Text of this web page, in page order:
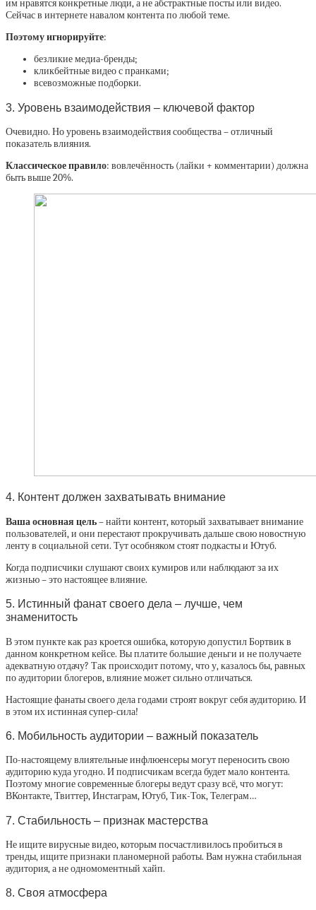
им нравятся конкретные люди, а не абстрактные посты или видео.
Сейчас в интернете навалом контента по любой теме.
Поэтому игнорируйте:
безликие медиа-бренды;
кликбейтные видео с пранками;
всевозможные подборки.
3. Уровень взаимодействия – ключевой фактор
Очевидно. Но уровень взаимодействия сообщества – отличный
показатель влияния.
Классическое правило: вовлечённость (лайки + комментарии) должна
быть выше 20%.
4. Контент должен захватывать внимание
Ваша основная цель– найти контент, который захватывает внимание
пользователей, и они перестают прокручивать дальше свою новостную
ленту в социальной сети. Тут особняком стоят подкасты и Ютуб.
Когда подписчики слушают своих кумиров или наблюдают за их
жизнью – это настоящее влияние.
5. Истинный фанат своего дела – лучше, чем
знаменитость
В этом пункте как раз кроется ошибка, которую допустил Бортвик в
данном конкретном кейсе. Вы платите большие деньги и не получаете
адекватную отдачу? Так происходит потому, что у, казалось бы, равных
по аудитории блогеров, влияние может сильно отличаться.
Настоящие фанаты своего дела годами строят вокруг себя аудиторию. И
в этом их истинная супер-сила!
6. Мобильность аудитории – важный показатель
По-настоящему влиятельные инфлюенсеры могут переносить свою
аудиторию куда угодно. И подписчикам всегда будет мало контента.
Поэтому многие современные блогеры ведут сразу всё, что могут:
ВКонтакте, Твиттер, Инстаграм, Ютуб, Тик-Ток, Телеграм…
7. Стабильность – признак мастерства
Не ищите вирусные видео, которым посчастливилось пробиться в
тренды, ищите признаки планомерной работы. Вам нужна стабильная
аудитория, а не одномоментный хайп.
8. Своя атмосфера